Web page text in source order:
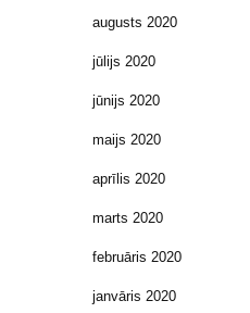
augusts 2020
jūlijs 2020
jūnijs 2020
maijs 2020
aprīlis 2020
marts 2020
februāris 2020
janvāris 2020